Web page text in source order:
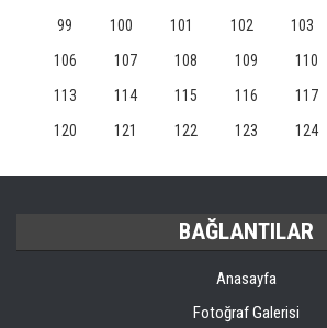
99
100 101 102 103
106
107 108 109 110
113
114 115 116 117
120
121 122 123 124
BAĞLANTILAR
Anasayfa
Fotoğraf Galerisi